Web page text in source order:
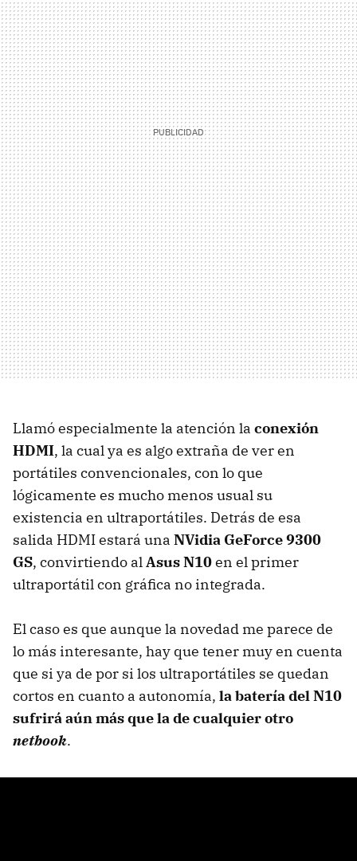
Llamó especialmente la atención la conexión
HDMI, la cual ya es algo extraña de ver en
portátiles convencionales, con lo que
lógicamente es mucho menos usual su
existencia en ultraportátiles. Detrás de esa
salida HDMI estará una NVidia GeForce 9300
GS, convirtiendo alAsus N10en el primer
ultraportátil con gráfica no integrada.
El caso es que aunque la novedad me parece de
lo más interesante, hay que tener muy en cuenta
que si ya de por si los ultraportátiles se quedan
cortos en cuanto a autonomía, la batería del N10
sufrirá aún más que la de cualquier otro
netbook.